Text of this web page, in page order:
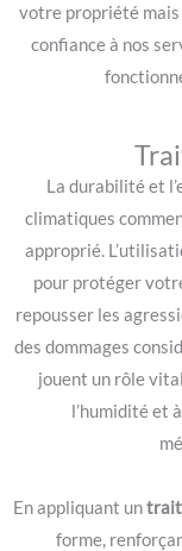
votre propriété mais
confiance à nos
La durabilité et
climatiques
approprié.
pour protéger
repousser les
des dommages
jouent un rôle
l’humidité et
En appliquant un
forme,